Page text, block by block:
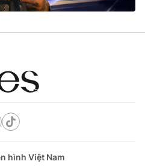
- 024.38 355 932
897 897
hình Việt Nam